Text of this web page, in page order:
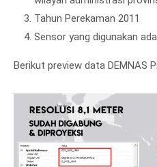
Tahun Perekaman 2011
Sensor yang digunakan
Berikut preview data DEMNAS